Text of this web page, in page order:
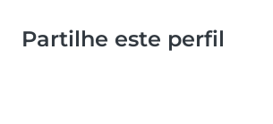
Partilhe este perfil